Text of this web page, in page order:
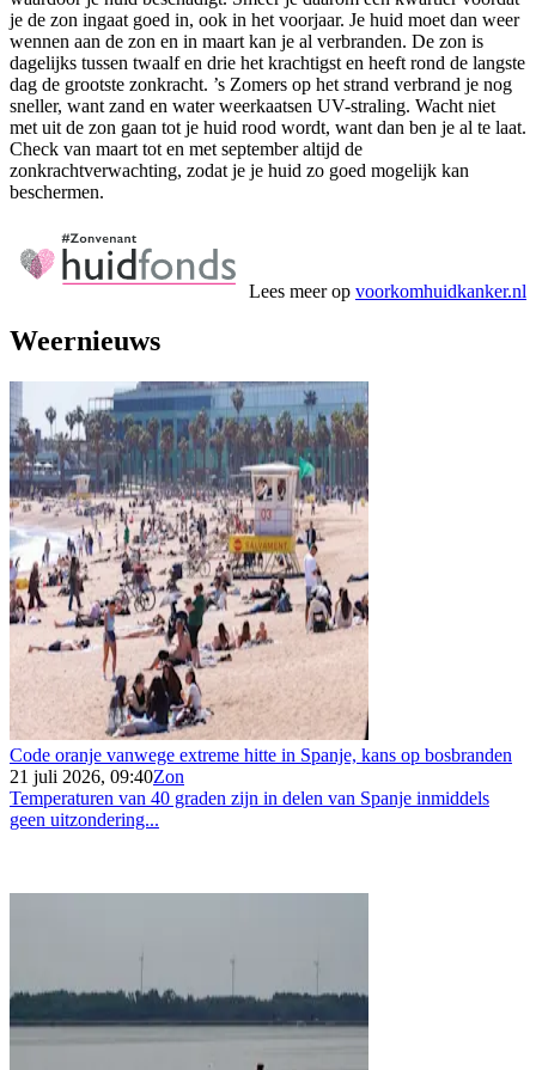
je de zon ingaat goed in, ook in het voorjaar. Je huid moet dan weer
wennen aan de zon en in maart kan je al verbranden. De zon is
dagelijks tussen twaalf en drie het krachtigst en heeft rond de langste
dag de grootste zonkracht. ’s Zomers op het strand verbrand je nog
sneller, want zand en water weerkaatsen UV-straling. Wacht niet
met uit de zon gaan tot je huid rood wordt, want dan ben je al te laat.
Check van maart tot en met september altijd de
zonkrachtverwachting, zodat je je huid zo goed mogelijk kan
beschermen.
Lees meer op voorkomhuidkanker.nl
Weernieuws
Code oranje vanwege extreme hitte in Spanje, kans op bosbranden
21 juli 2026, 09:40Zon
Temperaturen van 40 graden zijn in delen van Spanje inmiddels
geen uitzondering...